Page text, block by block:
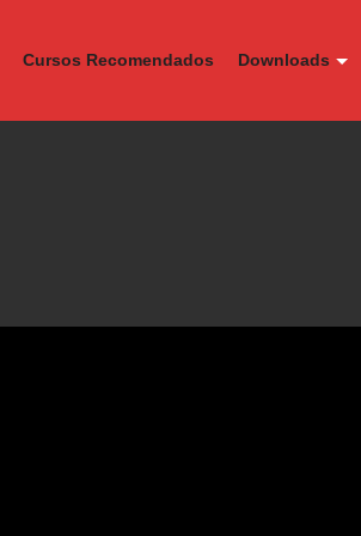
Cursos Recomendados Downloads